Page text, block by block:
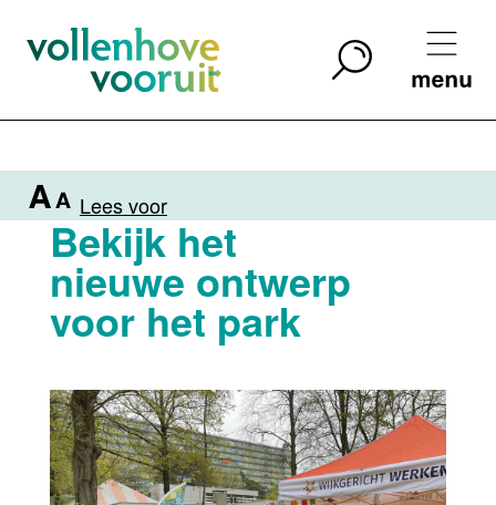
Lees voor
Bekijk het
nieuwe ontwerp
voor het park